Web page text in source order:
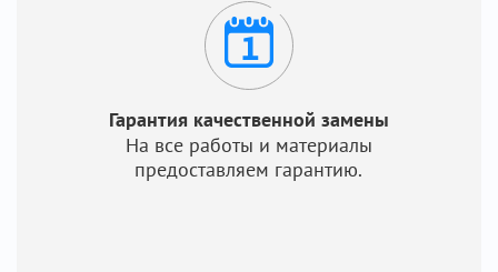
Гарантия качественной замены
На все работы и материалы
предоставляем гарантию.